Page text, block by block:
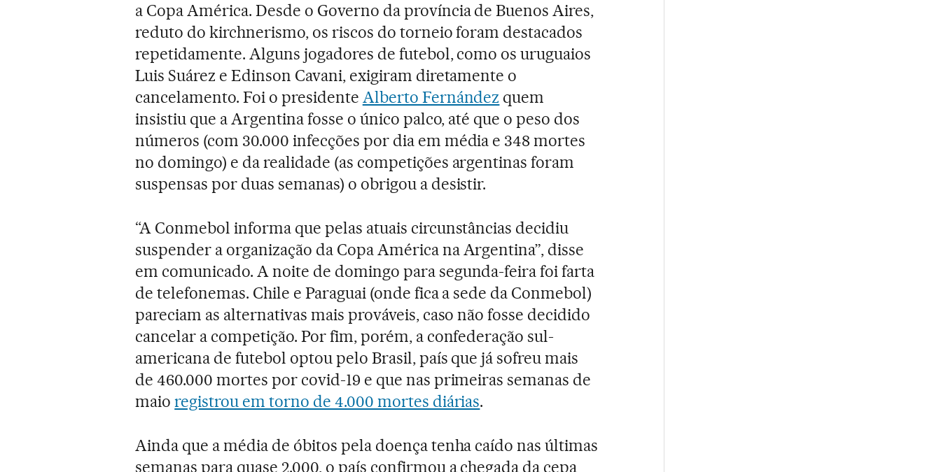
a Copa América. Desde o Governo da província de Buenos Aires,
reduto do kirchnerismo, os riscos do torneio foram destacados
repetidamente. Alguns jogadores de futebol, como os uruguaios
Luis Suárez e Edinson Cavani, exigiram diretamente o
cancelamento. Foi o presidente Alberto Fernández quem
insistiu que a Argentina fosse o único palco, até que o peso dos
números (com 30.000 infecções por dia em média e 348 mortes
no domingo) e da realidade (as competições argentinas foram
suspensas por duas semanas) o obrigou a desistir.
“A Conmebol informa que pelas atuais circunstâncias decidiu
suspender a organização da Copa América na Argentina”, disse
em comunicado. A noite de domingo para segunda-feira foi farta
de telefonemas. Chile e Paraguai (onde fica a sede da Conmebol)
pareciam as alternativas mais prováveis, caso não fosse decidido
cancelar a competição. Por fim, porém, a confederação sul-
americana de futebol optou pelo Brasil, país que já sofreu mais
de 460.000 mortes por covid-19 e que nas primeiras semanas de
maioregistrou em torno de 4.000 mortes diárias.
Ainda que a média de óbitos pela doença tenha caído nas últimas
semanas para quase 2.000, o país confirmou a chegada da cepa